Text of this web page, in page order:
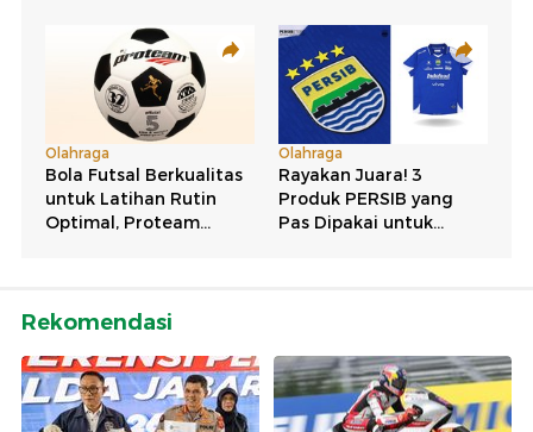
Rekomendasi